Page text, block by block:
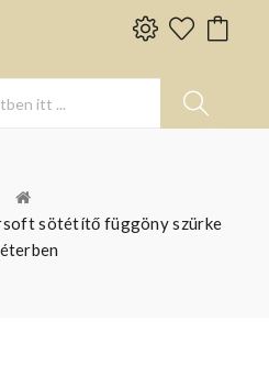
sötétítő függöny szürke